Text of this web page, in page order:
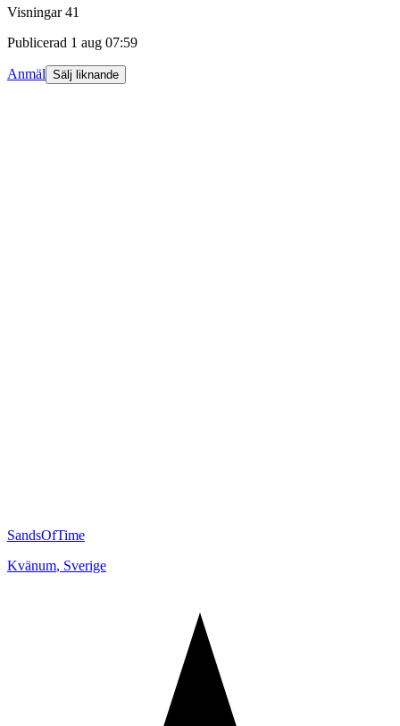
Visningar 41
Publicerad 1 aug 07:59
Anmäl Sälj liknande
SandsOfTime
Kvänum, Sverige